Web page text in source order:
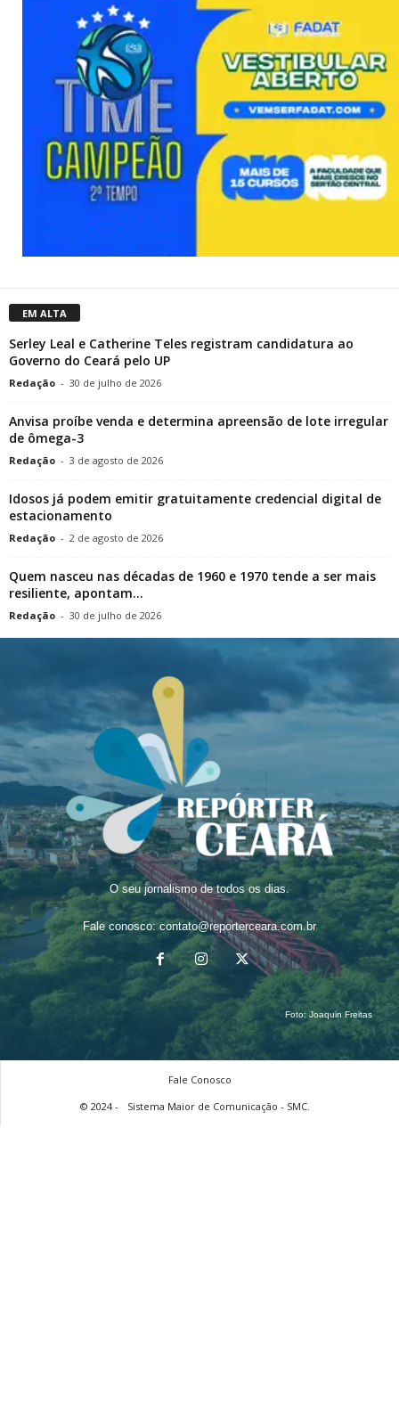
EM ALTA
Serley Leal e Catherine Teles registram candidatura ao
Governo do Ceará pelo UP
Redação - 30 de julho de 2026
Anvisa proíbe venda e determina apreensão de lote irregular
de ômega-3
Redação - 3 de agosto de 2026
Idosos já podem emitir gratuitamente credencial digital de
estacionamento
Redação - 2 de agosto de 2026
Quem nasceu nas décadas de 1960 e 1970 tende a ser mais
resiliente, apontam...
Redação - 30 de julho de 2026
O seu jornalismo de todos os dias.
Fale conosco: contato@reporterceara.com.br
Foto: Joaquin Freitas
Fale Conosco
© 2024 -
Sistema Maior de Comunicação - SMC.